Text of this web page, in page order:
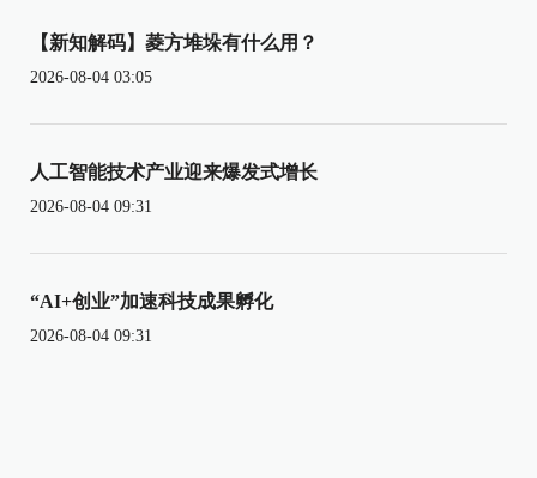
【新知解码】菱方堆垛有什么用？
2026-08-04 03:05
人工智能技术产业迎来爆发式增长
2026-08-04 09:31
“AI+创业”加速科技成果孵化
2026-08-04 09:31